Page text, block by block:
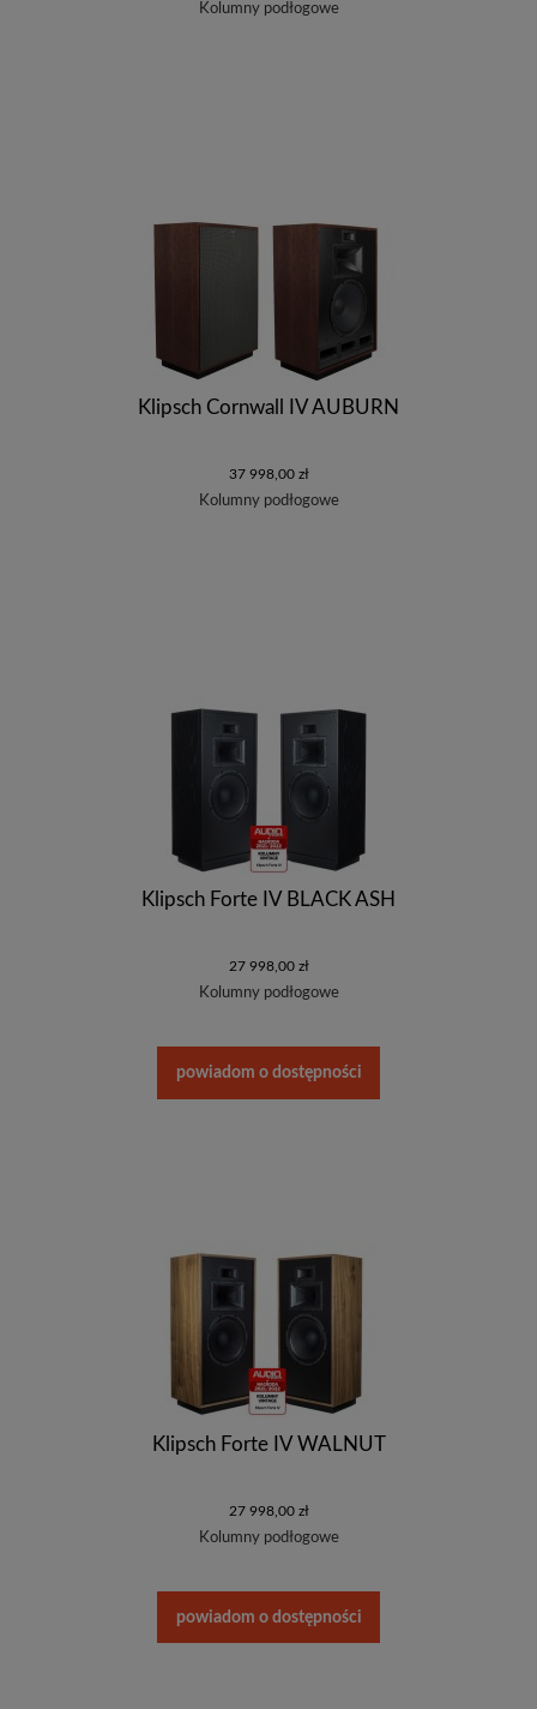
Kolumny podłogowe
Klipsch Cornwall IV AUBURN
37 998,00 zł
Kolumny podłogowe
Klipsch Forte IV BLACK ASH
27 998,00 zł
Kolumny podłogowe
powiadom o dostępności
Klipsch Forte IV WALNUT
27 998,00 zł
Kolumny podłogowe
powiadom o dostępności